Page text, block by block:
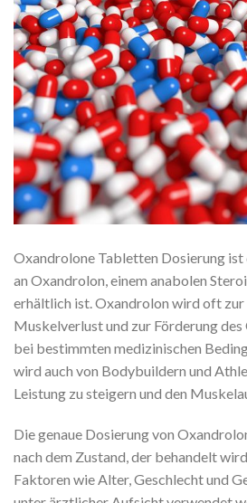
Oxandrolone Tabletten Dosierung
an Oxandrolon, einem anabolen
erhältlich ist. Oxandrolon wird oft zur
Muskelverlust und zur Förderung
bei bestimmten medizinischen
wird auch von Bodybuildern und
Leistung zu steigern und den
Die genaue Dosierung von
nach dem Zustand, der behandelt
Faktoren wie Alter, Geschlecht und